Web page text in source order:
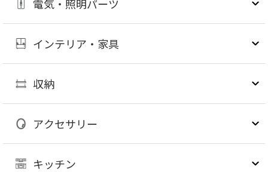
電気・照明パーツ
インテリア・家具
収納
アクセサリー
キッチン